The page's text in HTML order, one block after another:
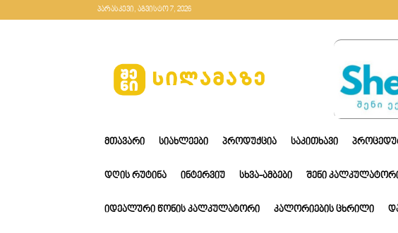
პარასკევი, აგვისტო 7, 2026
ᲛᲗᲐᲕᲐᲠᲘ ᲡᲘᲐᲮᲚᲔᲔᲑᲘ ᲞᲠᲝᲓᲣᲥᲪᲘᲐ ᲡᲐᲙᲘᲗᲮᲐᲕᲘ
ᲓᲦᲘᲡ ᲠᲣᲢᲘᲜᲐ ᲘᲜᲢᲔᲠᲕᲘᲣ ᲡᲮᲕᲐ-ᲐᲛᲑᲔᲑᲘ ᲨᲔᲜᲘ
ᲘᲓᲔᲐᲚᲣᲠᲘ ᲬᲝᲜᲘᲡ ᲙᲐᲚᲙᲣᲚᲐᲢᲝᲠᲘ ᲙᲐᲚᲝᲠᲘᲔᲑᲘᲡ ᲪᲮᲠᲘᲚᲘ